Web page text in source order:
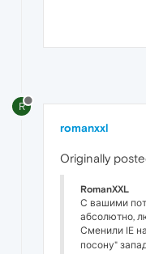
R
romanxxl
Originally
RomanXXL
С вашими
абсолютно,
Сменили IE
посону"